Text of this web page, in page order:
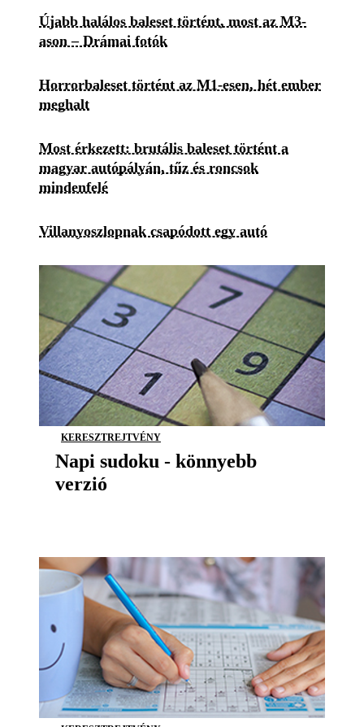
Újabb halálos baleset történt, most az M3-
ason – Drámai fotók
Horrorbaleset történt az M1-esen, hét ember
meghalt
Most érkezett: brutális baleset történt a
magyar autópályán, tűz és roncsok
mindenfelé
Villanyoszlopnak csapódott egy autó
KERESZTREJTVÉNY
Napi sudoku - könnyebb
verzió